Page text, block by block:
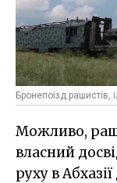
Бронепоїзд рашистів,
Можливо,
власний
руху в